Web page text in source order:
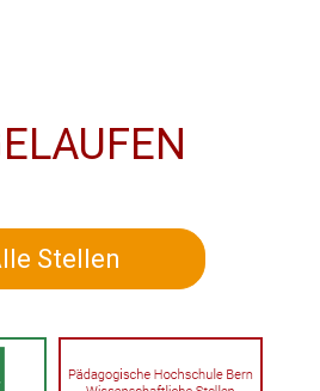
Stellen